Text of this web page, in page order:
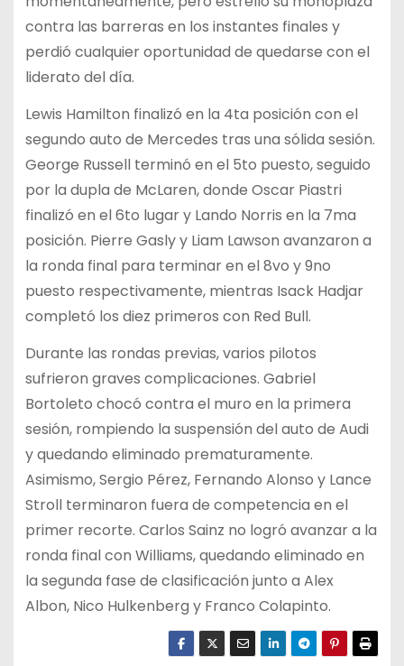
contra las barreras en los instantes finales y
perdió cualquier oportunidad de quedarse con el
liderato del día.
Lewis Hamilton finalizó en la 4ta posición con el
segundo auto de Mercedes tras una sólida sesión.
George Russell terminó en el 5to puesto, seguido
por la dupla de McLaren, donde Oscar Piastri
finalizó en el 6to lugar y Lando Norris en la 7ma
posición. Pierre Gasly y Liam Lawson avanzaron a
la ronda final para terminar en el 8vo y 9no
puesto respectivamente, mientras Isack Hadjar
completó los diez primeros con Red Bull.
Durante las rondas previas, varios pilotos
sufrieron graves complicaciones. Gabriel
Bortoleto chocó contra el muro en la primera
sesión, rompiendo la suspensión del auto de Audi
y quedando eliminado prematuramente.
Asimismo, Sergio Pérez, Fernando Alonso y Lance
Stroll terminaron fuera de competencia en el
primer recorte. Carlos Sainz no logró avanzar a la
ronda final con Williams, quedando eliminado en
la segunda fase de clasificación junto a Alex
Albon, Nico Hulkenberg y Franco Colapinto.